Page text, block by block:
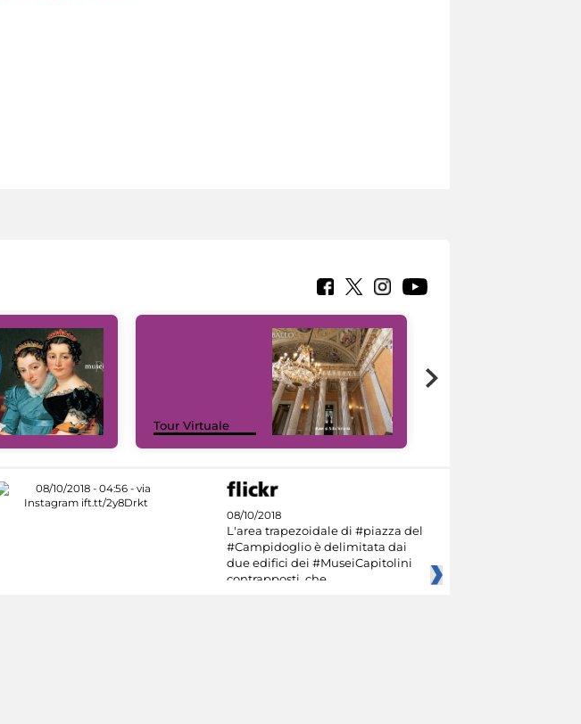
Tour Virtuale
08/10/2018
L'area trapezoidale di #piazza del
#Campidoglio è delimitata dai
due edifici dei #MuseiCapitolini
contrapposti, che